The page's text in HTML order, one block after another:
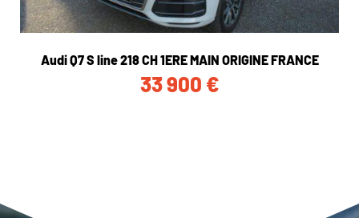
Audi Q7 S line 218 CH 1ERE MAIN ORIGINE FRANCE
33 900 €